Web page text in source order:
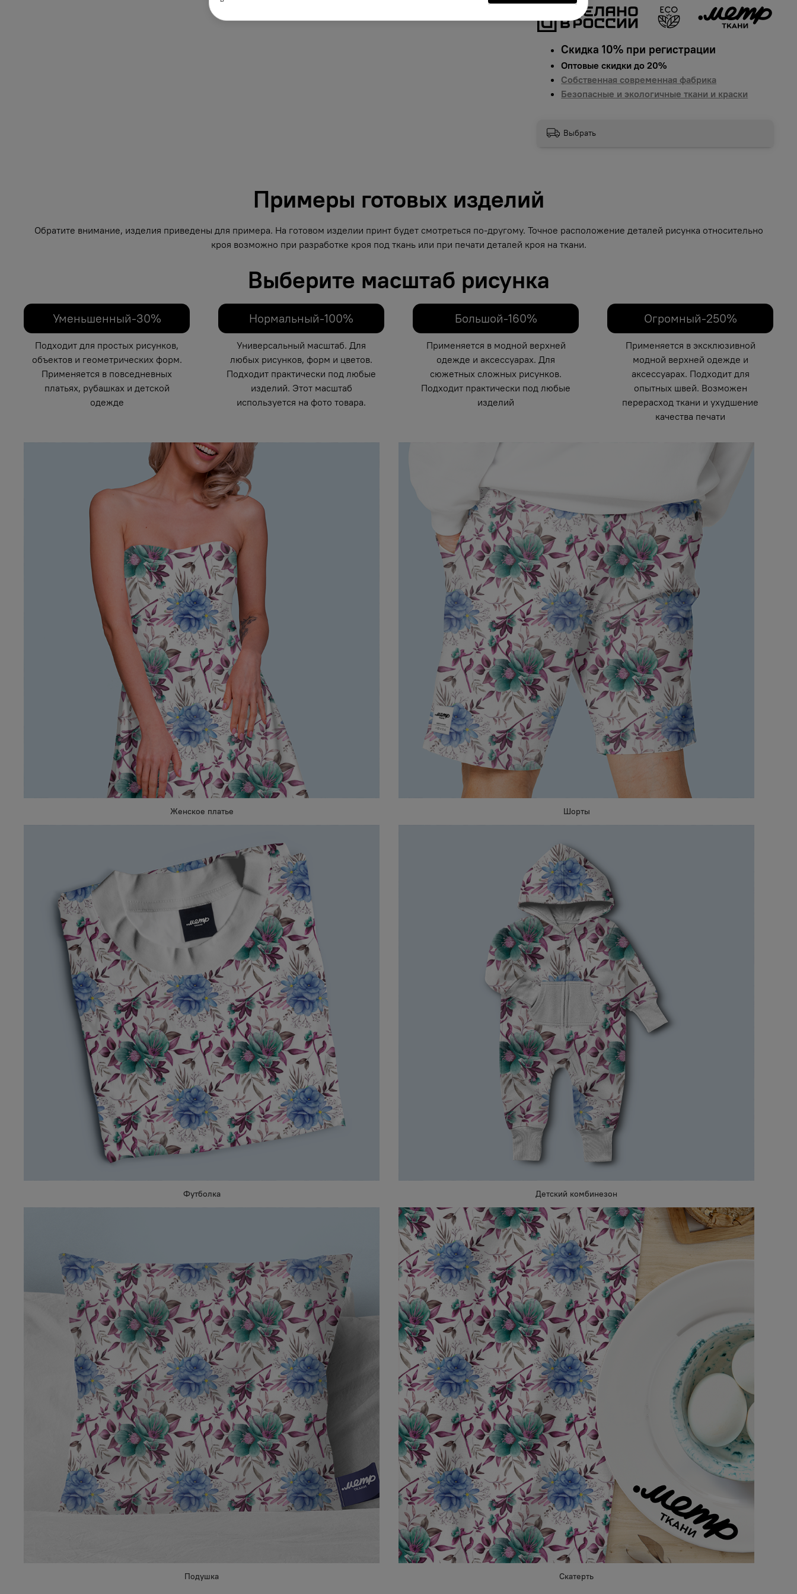
Скидка 10% при регистрации
Оптовые скидки до 20%
Собственная современная фабрика
Безопасные и экологичные ткани и краски
Выбрать
Примеры готовых изделий
Обратите внимание, изделия приведены для примера. На готовом изделии принт будет смотреться по-другому. Точное расположение деталей рисунка относительно
кроя возможно при разработке кроя под ткань или при печати деталей кроя на ткани.
Выберите масштаб рисунка
Уменьшенный-30%
Подходит для простых рисунков,
объектов и геометрических форм.
Применяется в повседневных
платьях, рубашках и детской
одежде
Нормальный-100%
Универсальный масштаб. Для
любых рисунков, форм и цветов.
Подходит практически под любые
изделий. Этот масштаб
используется на фото товара.
Большой-160%
Применяется в модной верхней
одежде и аксессуарах. Для
сюжетных сложных рисунков.
Подходит практически под любые
изделий
Огромный-250%
Применяется в эксклюзивной
модной верхней одежде и
аксессуарах. Подходит для
опытных швей. Возможен
перерасход ткани и ухудшение
качества печати
Женское платье Шорты
Футболка Детский комбинезон
Подушка Скатерть